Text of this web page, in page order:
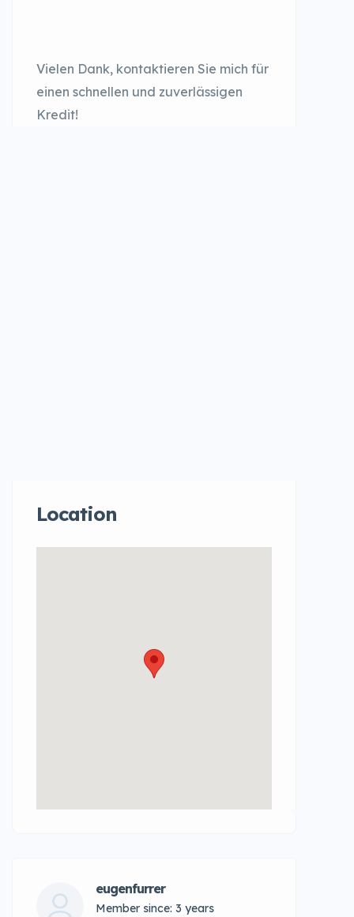
Vielen Dank, kontaktieren Sie mich für
einen schnellen und zuverlässigen
Kredit!
Location
eugenfurrer
Member since: 3 years